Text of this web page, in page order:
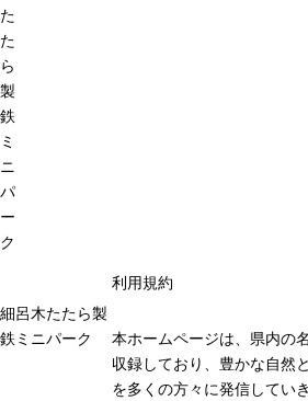
た
た
ら
製
鉄
ミ
ニ
パ
ー
ク
細呂木たたら製
鉄ミニパーク
利用規約
本ホームページは、県内の
収録しており、豊かな自然
を多くの方々に発信してい